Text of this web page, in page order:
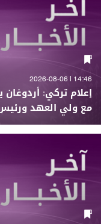
14:46 | 2026-08-06
إعلام تركي:
مع ولي العهد